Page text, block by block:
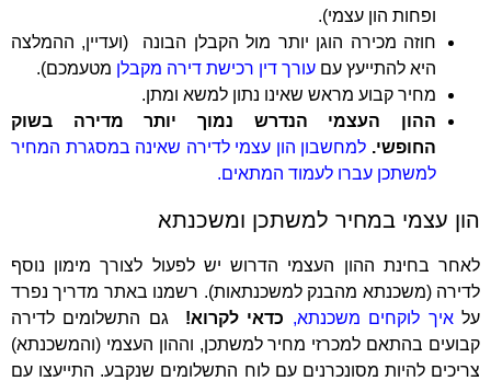
ופחות הון עצמי).
חוזה מכירה הוגן יותר מול הקבלן הבונה (ועדיין, ההמלצה
היא להתייעץ עם עורך דין רכישת דירה מקבלן מטעמכם).
מחיר קבוע מראש שאינו נתון למשא ומתן.
ההון העצמי הנדרש נמוך יותר מדירה בשוק
החופשי. למחשבון הון עצמי לדירה שאינה במסגרת המחיר
למשתכן עברו לעמוד המתאים.
הון עצמי במחיר למשתכן ומשכנתא
לאחר בחינת ההון העצמי הדרוש יש לפעול לצורך מימון נוסף
לדירה (משכנתא מהבנק למשכנתאות). רשמנו באתר מדריך נפרד
עלאיך לוקחים משכנתא, כדאי לקרוא! גם התשלומים לדירה
קבועים בהתאם למכרזי מחיר למשתכן, וההון העצמי (והמשכנתא)
צריכים להיות מסונכרנים עם לוח התשלומים שנקבע. התייעצו עם